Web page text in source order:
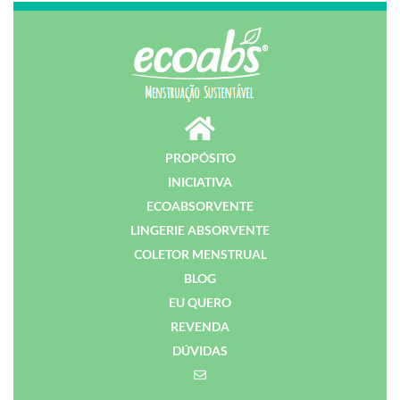
PROPÓSITO
INICIATIVA
ECOABSORVENTE
LINGERIE ABSORVENTE
COLETOR MENSTRUAL
BLOG
EU QUERO
REVENDA
DÚVIDAS